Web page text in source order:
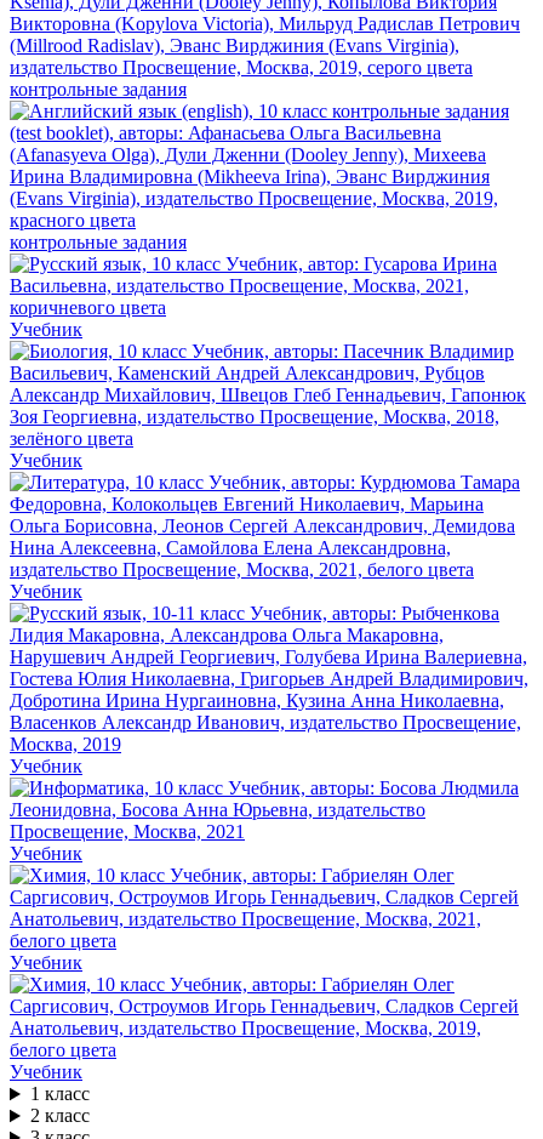
контрольные задания
контрольные задания
Учебник
Учебник
Учебник
Учебник
Учебник
Учебник
Учебник
1 класс
2 класс